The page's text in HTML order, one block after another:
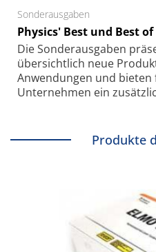
Sonderausgaben
Physics' Best und Best of
Die Sonder­ausgaben
übersichtlich neue
Anwendungen und
Unternehmen ein
Produkte